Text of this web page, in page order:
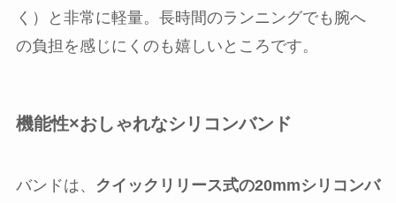
く）と非常に軽量。長時間のランニングでも腕へ
の負担を感じにくのも嬉しいところです。
機能性×おしゃれなシリコンバンド
バンドは、 クイックリリース式の20mmシリコンバ